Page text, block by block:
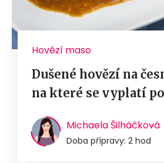
Hovězí maso
Dušené hovězí na
na které se vyplatí
Michaela Šilháčková
Doba přípravy: 2 hod